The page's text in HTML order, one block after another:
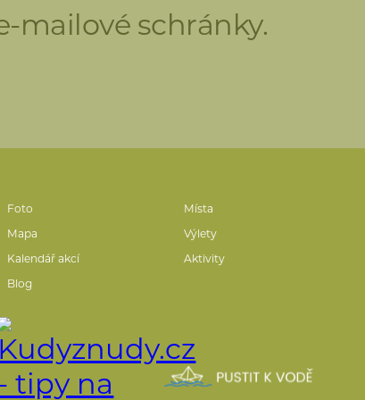
mailové schránky.
Foto
Místa
Mapa
Výlety
Kalendář akcí
Aktivity
Blog